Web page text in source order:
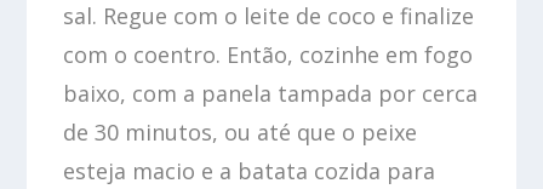
sal. Regue com o leite de coco e finalize
com o coentro. Então, cozinhe em fogo
baixo, com a panela tampada por cerca
de 30 minutos, ou até que o peixe
esteja macio e a batata cozida para